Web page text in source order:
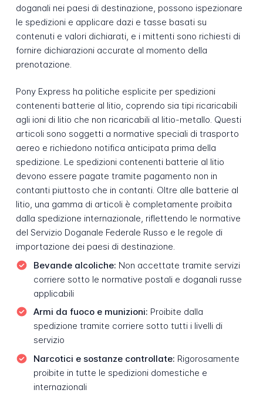
doganali nei paesi di destinazione, possono ispezionare
le spedizioni e applicare dazi e tasse basati su
contenuti e valori dichiarati, e i mittenti sono richiesti di
fornire dichiarazioni accurate al momento della
prenotazione.
Pony Express ha politiche esplicite per spedizioni
contenenti batterie al litio, coprendo sia tipi ricaricabili
agli ioni di litio che non ricaricabili al litio-metallo. Questi
articoli sono soggetti a normative speciali di trasporto
aereo e richiedono notifica anticipata prima della
spedizione. Le spedizioni contenenti batterie al litio
devono essere pagate tramite pagamento non in
contanti piuttosto che in contanti. Oltre alle batterie al
litio, una gamma di articoli è completamente proibita
dalla spedizione internazionale, riflettendo le normative
del Servizio Doganale Federale Russo e le regole di
importazione dei paesi di destinazione.
Bevande alcoliche: Non accettate tramite servizi
corriere sotto le normative postali e doganali russe
applicabili
Armi da fuoco e munizioni: Proibite dalla
spedizione tramite corriere sotto tutti i livelli di
servizio
Narcotici e sostanze controllate: Rigorosamente
proibite in tutte le spedizioni domestiche e
internazionali